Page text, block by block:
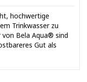
hochwertige
Trinkwasser zu
Bela Aqua® sind
Gut als